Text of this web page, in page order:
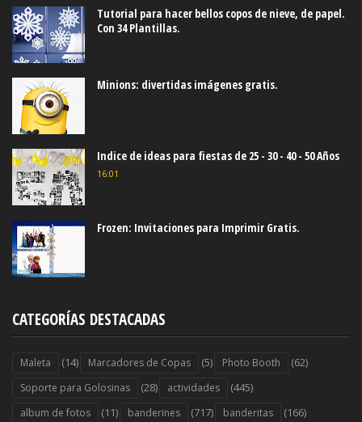
Tutorial para hacer bellos copos de nieve, de papel.
Con 34 Plantillas.
Minions: divertidas imágenes gratis.
Indice de ideas para fiestas de 25 - 30 - 40 - 50 Años
16:01
Frozen: Invitaciones para Imprimir Gratis.
CATEGORÍAS DESTACADAS
Maleta (14) Marcadores de Copas (5) Photo Booth (62)
Soporte para Golosinas (28) actividades (445)
album de fotos (11) banderines (717) banderitas (166)